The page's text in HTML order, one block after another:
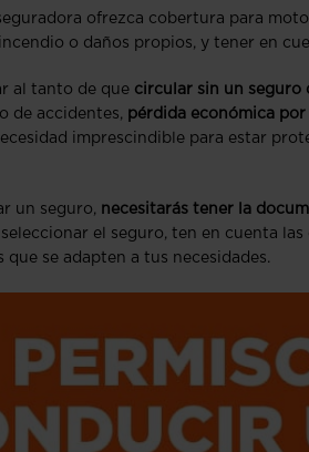
ofrezca cobertura para
o daños propios, y tener en
al tanto de que circular sin un seguro
de accidentes, pérdida económica
imprescindible para estar
un seguro, necesitarás tener la
el seguro, ten en cuenta
se adapten a tus necesidades​​​​​​​​.